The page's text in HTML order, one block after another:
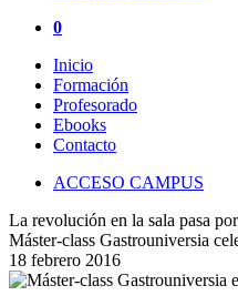
0
Inicio
Formación
Profesorado
Ebooks
Contacto
ACCESO CAMPUS
La revolución en la sala pasa
Máster-class Gastrouniversia
18 febrero 2016